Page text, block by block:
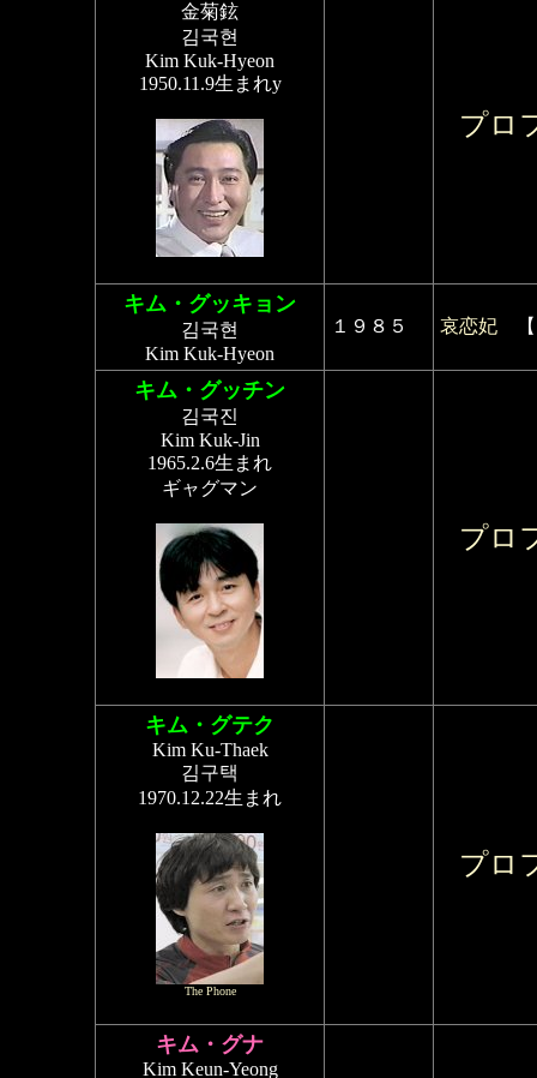
金菊鉉
김국현
Kim Kuk-Hyeon
1950.11.9生まれy
プロ
キム・グッキョン
김국현
Kim Kuk-Hyeon
１９８５ 哀恋妃【
キム・グッチン
김국진
Kim Kuk-Jin
1965.2.6生まれ
ギャグマン
プロ
キム・グテク
Kim Ku-Thaek
김구택
1970.12.22生まれ
The Phone
プロ
キム・グナ
Kim Keun-Yeong